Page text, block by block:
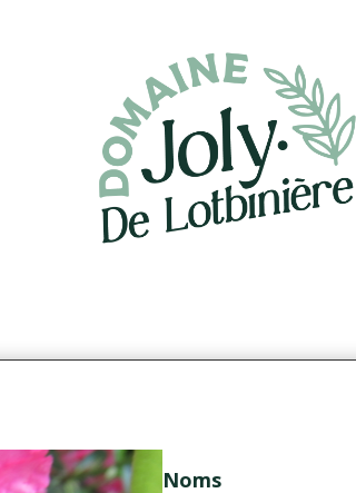
Noms